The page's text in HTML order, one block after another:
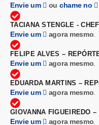
Envie um ou chame no
TACIANA STENGLE -
Envie um agora mesmo
FELIPE ALVES –
Envie um agora mesmo
EDUARDA MARTINS –
Envie um agora mesmo
GIOVANNA FIGUEIREDO –
Envie um agora mesmo